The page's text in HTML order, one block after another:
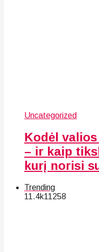
Uncategorized
Kodėl
– ir kaip
kurį norisi
Trending
11.4k11258